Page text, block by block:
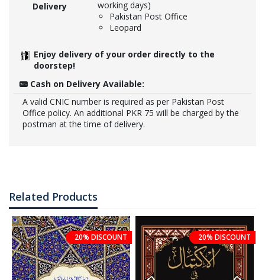
Delivery
working days)
Pakistan Post Office
Leopard
Enjoy delivery of your order directly to the
doorstep!
Cash on Delivery Available:
A valid CNIC number is required as per Pakistan Post
Office policy. An additional PKR 75 will be charged by the
postman at the time of delivery.
Related Products
20% DISCOUNT 20% DISCOUNT